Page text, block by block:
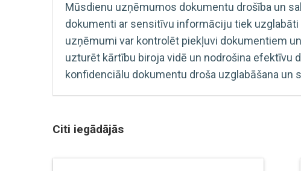
Mūsdienu uzņēmumos dokumentu drošība un
dokumenti ar sensitīvu informāciju tiek
uzņēmumi var kontrolēt piekļuvi dokumentiem
uzturēt kārtību biroja vidē un nodrošina efektīvu
konfidenciālu dokumentu droša uzglabāšana un
Citi iegādājās